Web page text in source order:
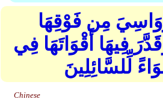
مِن فَوْقِهَا
فِيهَا أَقْوَاتَهَا فِي
لِّلسَّائِلِينَ
Chinese